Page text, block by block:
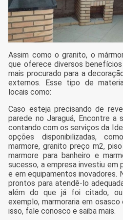
Assim como o granito, o
que oferece diversos
mais procurado para a
externos. Esse tipo de
locais como:
Caso esteja precisando de
parede no Jaraguá, Encontre a
contando com os serviços da
opções disponibilizadas,
marmore, granito preço m2,
marmore para banheiro e
sucesso, a empresa investiu
e em equipamentos inovadores.
prontos para atendê-lo
além do que já foi citado,
exemplo, marmoraria em
isso, fale conosco e saiba mais.